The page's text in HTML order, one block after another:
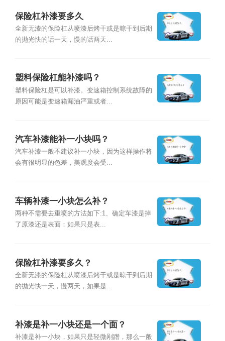
保险杠补漆要多久
全新无漆的保险杠从喷漆后烤干或是晾干到后期
的抛光快的话一天，慢的话两天...
塑料保险杠能补漆吗？
塑料保险杠是可以补漆。变速箱控制系统故障的
原因可能是变速箱漏油严重或者...
汽车补漆能补一小块吗？
汽车补漆一般不建议补一小块，因为这样操作将
会有很明显的色差，美观度会受...
车辆补漆一小块怎么补？
两种不需要去重喷的方法如下:1、确定车漆是掉
了原漆还是表面：如果只是表...
保险杠补漆要多久？
全新无漆的保险杠从喷漆后烤干或是晾干到后期
的抛光快一天，慢两天，如果是...
补漆是补一小块还是一个面？
补漆是补一小块，如果只是轻微剐蹭，那么一般